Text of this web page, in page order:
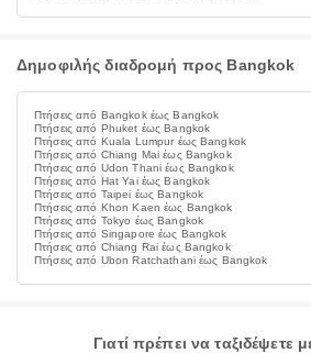
Δημοφιλής διαδρομή προς Bangkok
Πτήσεις από Bangkok έως Bangkok
Πτήσεις από Phuket έως Bangkok
Πτήσεις από Kuala Lumpur έως Bangkok
Πτήσεις από Chiang Mai έως Bangkok
Πτήσεις από Udon Thani έως Bangkok
Πτήσεις από Hat Yai έως Bangkok
Πτήσεις από Taipei έως Bangkok
Πτήσεις από Khon Kaen έως Bangkok
Πτήσεις από Tokyo έως Bangkok
Πτήσεις από Singapore έως Bangkok
Πτήσεις από Chiang Rai έως Bangkok
Πτήσεις από Ubon Ratchathani έως Bangkok
Γιατί πρέπει να ταξιδέψετε